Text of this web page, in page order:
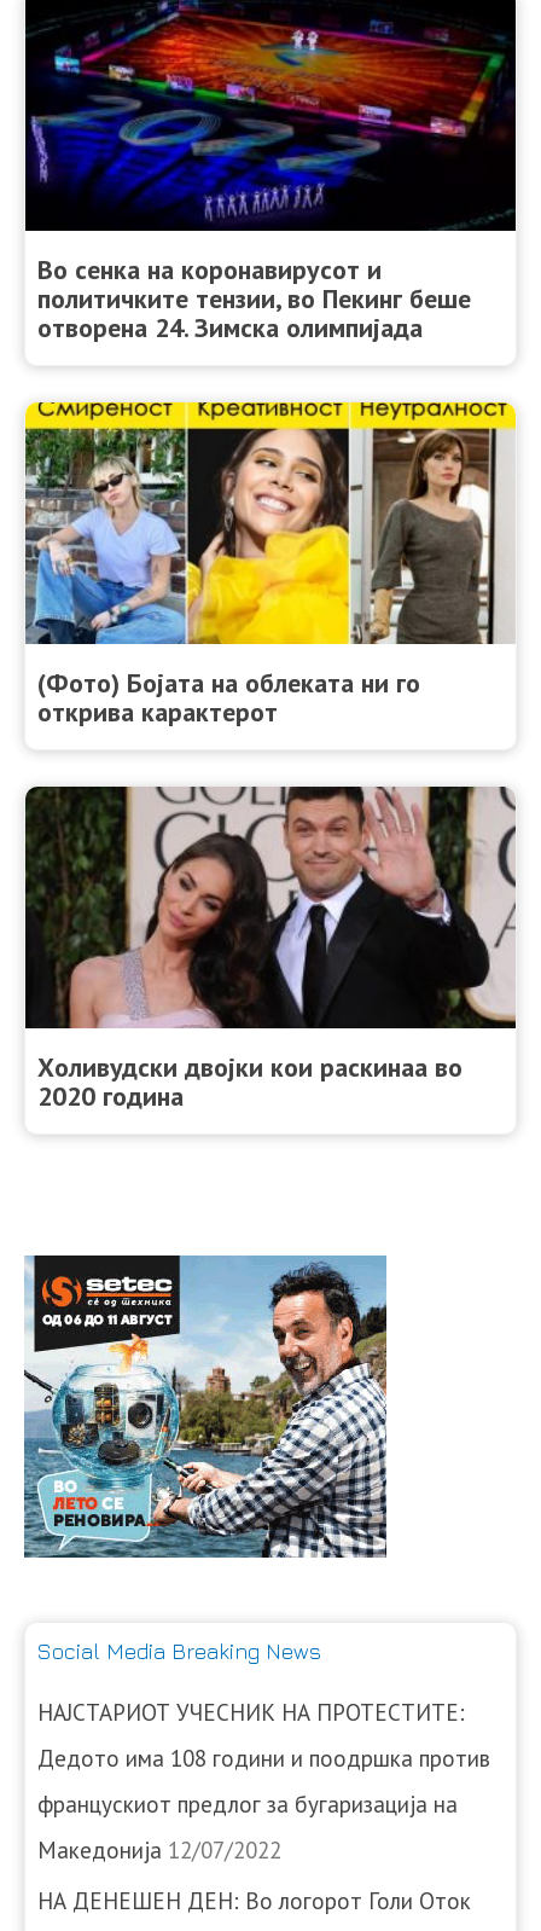
Во сенка на коронавирусот и
политичките тензии, во Пекинг беше
отворена 24. Зимска олимпијада
(Фото) Бојата на облеката ни го
открива карактерот
Холивудски двојки кои раскинаа во
2020 година
Social Media Breaking News
НАЈСТАРИОТ УЧЕСНИК НА ПРОТЕСТИТЕ:
Дедото има 108 години и поодршка против
францускиот предлог за бугаризација на
Македонија 12/07/2022
НА ДЕНЕШЕН ДЕН: Во логорот Голи Оток